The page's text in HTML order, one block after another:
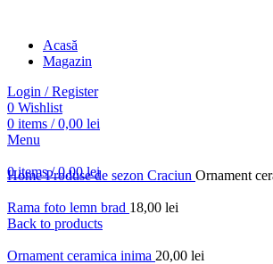
Acasă
Magazin
Login / Register
0 Wishlist
0 items / 0,00 lei
Menu
0items / 0,00lei
Sold out
HomeProduse de sezon Craciun Ornament
Rama foto lemn brad 18,00 lei
Back to products
Ornament ceramica inima 20,00 lei